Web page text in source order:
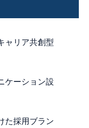
ャリア共創型
ケーション設
た採用ブラン